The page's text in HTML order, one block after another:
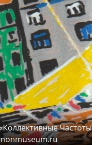
Частоты
nonmuseum.ru